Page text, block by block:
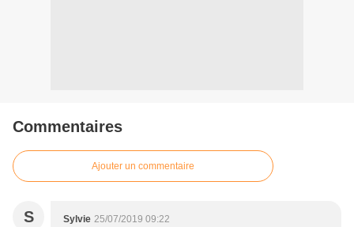
Commentaires
Ajouter un commentaire
S Sylvie 25/07/2019 09:22